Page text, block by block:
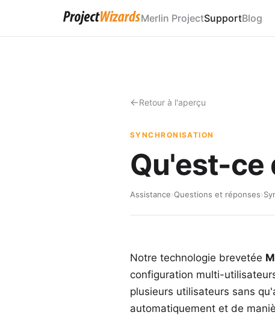
Merlin ProjectSupportBlog
Retour à l'aperçu
SYNCHRONISATION
Qu'est-ce
Assistance›Questions et réponses›
Notre technologie brevetée
configuration multi-
plusieurs utilisateurs sans
automatiquement et de